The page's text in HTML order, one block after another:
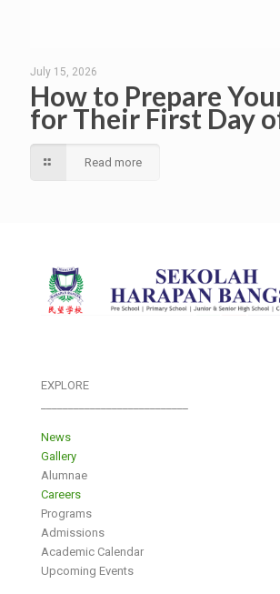
July 15, 2026
How to Prepare
for Their First Day
Read more
EXPLORE
News
Gallery
Alumnae
Careers
Programs
Admissions
Academic Calendar
Upcoming Events